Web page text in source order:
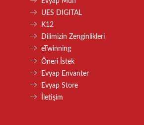
UES DIGITAL
K12
Dilimizin Zenginlikleri
eTwinning
Öneri İstek
Evyap Envanter
Evyap Store
İletişim